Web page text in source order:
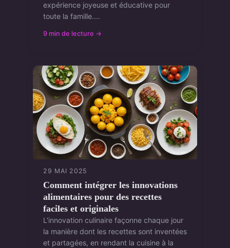
expérience joyeuse et éducative pour
toute la famille....
9 min de lecture →
29 MAI 2025
Comment intégrer les innovations
alimentaires pour des recettes
faciles et originales
L'innovation culinaire façonne chaque jour
la manière dont les recettes sont inventées
et partagées, en rendant la cuisine à la